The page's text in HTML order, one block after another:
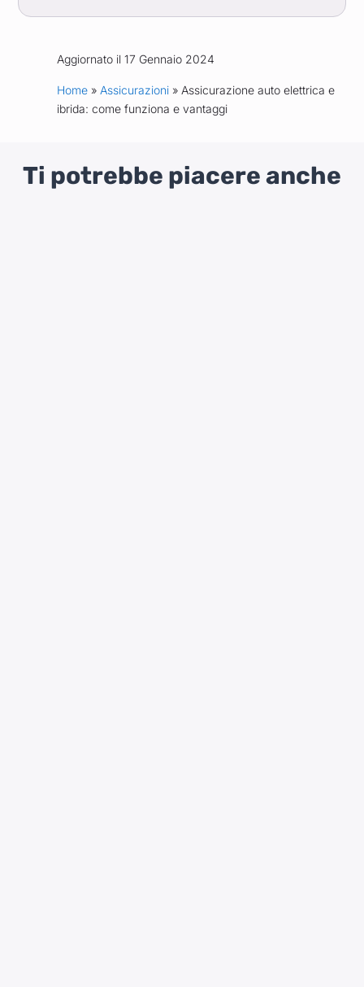
Aggiornato il 17 Gennaio 2024
Home» Assicurazioni» Assicurazione auto elettrica e
ibrida: come funziona e vantaggi
Ti potrebbe piacere anche